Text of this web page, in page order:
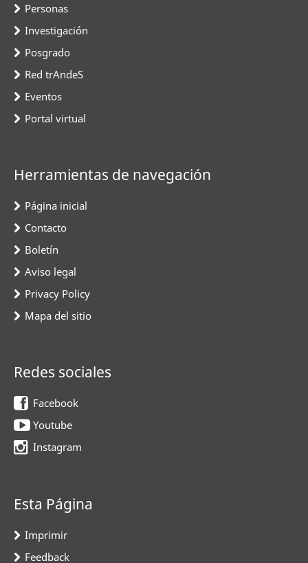
Personas
Investigación
Posgrado
Red trAndeS
Eventos
Portal virtual
Herramientas de navegación
Página inicial
Contacto
Boletín
Aviso legal
Privacy Policy
Mapa del sitio
Redes sociales
Facebook
Youtube
Instagram
Esta Página
Imprimir
Feedback